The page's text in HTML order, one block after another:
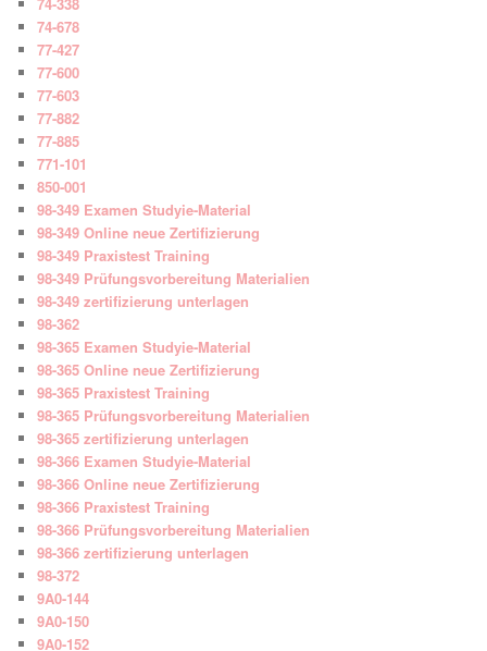
74-678
77-427
77-600
77-603
77-882
77-885
771-101
850-001
98-349 Examen Studyie-Material
98-349 Online neue Zertifizierung
98-349 Praxistest Training
98-349 Prüfungsvorbereitung Materialien
98-349 zertifizierung unterlagen
98-362
98-365 Examen Studyie-Material
98-365 Online neue Zertifizierung
98-365 Praxistest Training
98-365 Prüfungsvorbereitung Materialien
98-365 zertifizierung unterlagen
98-366 Examen Studyie-Material
98-366 Online neue Zertifizierung
98-366 Praxistest Training
98-366 Prüfungsvorbereitung Materialien
98-366 zertifizierung unterlagen
98-372
9A0-144
9A0-150
9A0-152